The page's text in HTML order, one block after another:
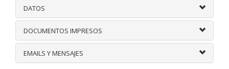
DATOS
DOCUMENTOS IMPRESOS
EMAILS Y MENSAJES